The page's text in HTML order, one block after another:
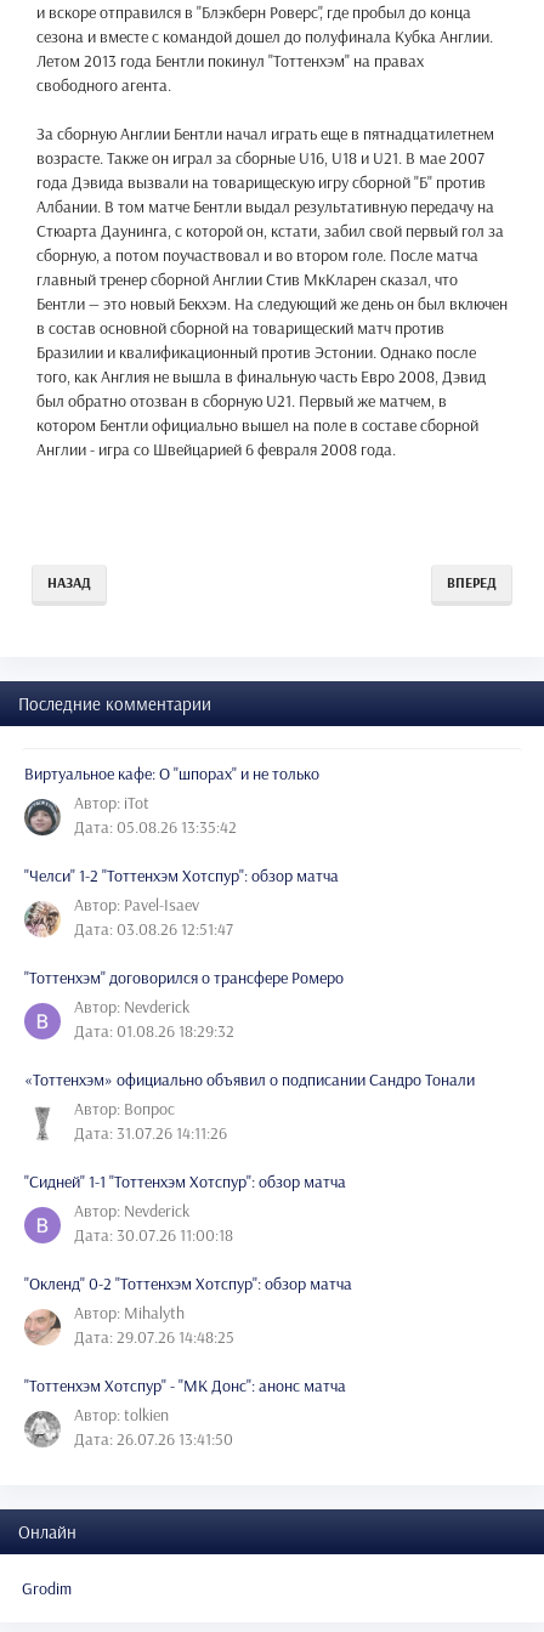
и вскоре отправился в "Блэкберн Роверс", где пробыл до конца
сезона и вместе с командой дошел до полуфинала Кубка Англии.
Летом 2013 года Бентли покинул "Тоттенхэм" на правах
свободного агента.
За сборную Англии Бентли начал играть еще в пятнадцатилетнем
возрасте. Также он играл за сборные U16, U18 и U21. В мае 2007
года Дэвида вызвали на товарищескую игру сборной "Б" против
Албании. В том матче Бентли выдал результативную передачу на
Стюарта Даунинга, с которой он, кстати, забил свой первый гол за
сборную, а потом поучаствовал и во втором голе. После матча
главный тренер сборной Англии Стив МкКларен сказал, что
Бентли — это новый Бекхэм. На следующий же день он был включен
в состав основной сборной на товарищеский матч против
Бразилии и квалификационный против Эстонии. Однако после
того, как Англия не вышла в финальную часть Евро 2008, Дэвид
был обратно отозван в сборную U21. Первый же матчем, в
котором Бентли официально вышел на поле в составе сборной
Англии - игра со Швейцарией 6 февраля 2008 года.
НАЗАД ВПЕРЕД
Последние комментарии
Виртуальное кафе: О "шпорах" и не только
Автор: iTot
Дата: 05.08.26 13:35:42
"Челси" 1-2 "Тоттенхэм Хотспур": обзор матча
Автор: Pavel-Isaev
Дата: 03.08.26 12:51:47
"Тоттенхэм" договорился о трансфере Ромеро
Автор: Nevderick
Дата: 01.08.26 18:29:32
«Тоттенхэм» официально объявил о подписании Сандро Тонали
Автор: Вопрос
Дата: 31.07.26 14:11:26
"Сидней" 1-1 "Тоттенхэм Хотспур": обзор матча
Автор: Nevderick
Дата: 30.07.26 11:00:18
"Окленд" 0-2 "Тоттенхэм Хотспур": обзор матча
Автор: Mihalyth
Дата: 29.07.26 14:48:25
"Тоттенхэм Хотспур" - "МК Донс": анонс матча
Автор: tolkien
Дата: 26.07.26 13:41:50
Онлайн
Grodim